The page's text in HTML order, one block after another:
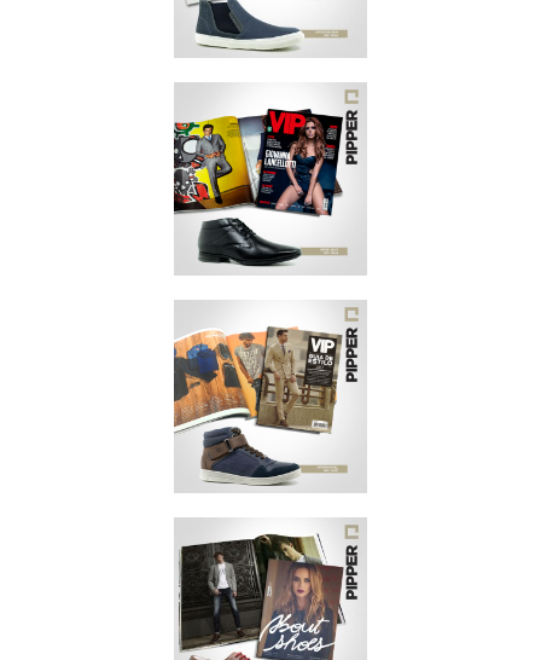
ABOUT SHOES
JUNHO/2015
VIP
ABRIL/2015
VIP
JANEIRO/2015